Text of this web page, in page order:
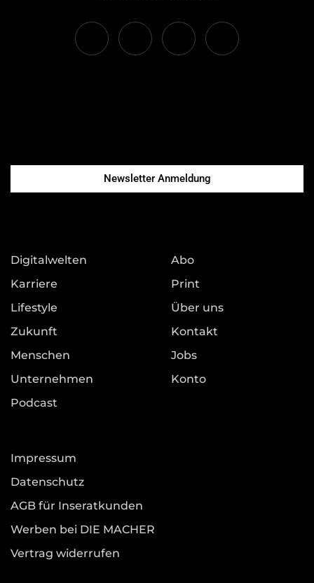
Newsletter Anmeldung
Digitalwelten
Karriere
Lifestyle
Zukunft
Menschen
Unternehmen
Podcast
Abo
Print
Über uns
Kontakt
Jobs
Konto
Impressum
Datenschutz
AGB für Inseratkunden
Werben bei DIE MACHER
Vertrag widerrufen